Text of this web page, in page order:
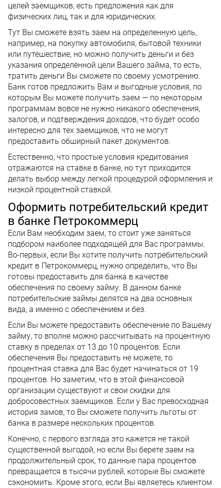
целей заемщиков, есть предложения как для
физических лиц, так и для юридических.
Тут Вы сможете взять заем на определенную цель,
например, на покупку автомобиля, бытовой техники
или путешествие, но можно получить деньги и без
указания определённой цели Вашего займа, то есть,
тратить деньги Вы сможете по своему усмотрению.
Банк готов предложить Вам и выгодные условия, по
которым Вы можете получить заем — по некоторым
программам вовсе не нужно никакого обеспечения,
залогов, и подтверждения доходов, что будет особо
интересно для тех заемщиков, что не могут
предоставить обширный пакет документов.
Естественно, что простые условия кредитования
отражаются на ставке в банке, но тут приходится
делать выбор между легкой процедурой оформления и
низкой процентной ставкой.
Оформить потребительский кредит
в банке Петрокоммерц
Если Вам необходим заем, то стоит уже заняться
подбором наиболее подходящей для Вас программы.
Во-первых, если Вы хотите получить потребительский
кредит в Петрокоммерц, нужно определить, что Вы
готовы предоставить для банка в качестве
обеспечения по своему займу. В данном банке
потребительские займы делятся на два основных
вида, а именно с обеспечением и без.
Если Вы можете предоставить обеспечение по Вашему
займу, то вполне можно рассчитывать на процентную
ставку в пределах от 13 до 10 процентов. Если
обеспечения Вы предоставить не можете, то
процентная ставка для Вас будет начинаться от 19
процентов. Но заметим, что в этой финансовой
организации существуют и свои скидки для
добросовестных заемщиков. Если у Вас превосходная
история замов, то Вы сможете получить льготы от
банка в размере нескольких процентов.
Конечно, с первого взгляда это кажется не такой
существенной выгодой, но если Вы берете заем на
продолжительный срок, то данные пара процентов
превращается в тысячи рублей, которые Вы сможете
сэкономить. Кроме этого, если Вы являетесь клиентом